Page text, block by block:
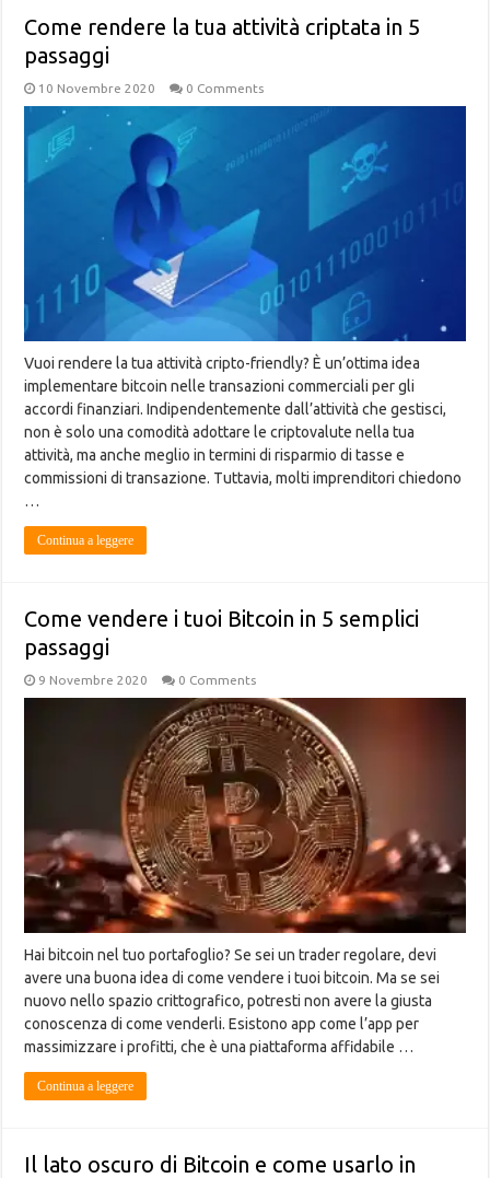
Come rendere la tua attività criptata in 5
passaggi
10 Novembre 2020 0 Comments
Vuoi rendere la tua attività cripto-friendly? È un’ottima idea
implementare bitcoin nelle transazioni commerciali per gli
accordi finanziari. Indipendentemente dall’attività che gestisci,
non è solo una comodità adottare le criptovalute nella tua
attività, ma anche meglio in termini di risparmio di tasse e
commissioni di transazione. Tuttavia, molti imprenditori chiedono
…
Continua a leggere
Come vendere i tuoi Bitcoin in 5 semplici
passaggi
9 Novembre 2020 0 Comments
Hai bitcoin nel tuo portafoglio? Se sei un trader regolare, devi
avere una buona idea di come vendere i tuoi bitcoin. Ma se sei
nuovo nello spazio crittografico, potresti non avere la giusta
conoscenza di come venderli. Esistono app come l’app per
massimizzare i profitti, che è una piattaforma affidabile …
Continua a leggere
Il lato oscuro di Bitcoin e come usarlo in